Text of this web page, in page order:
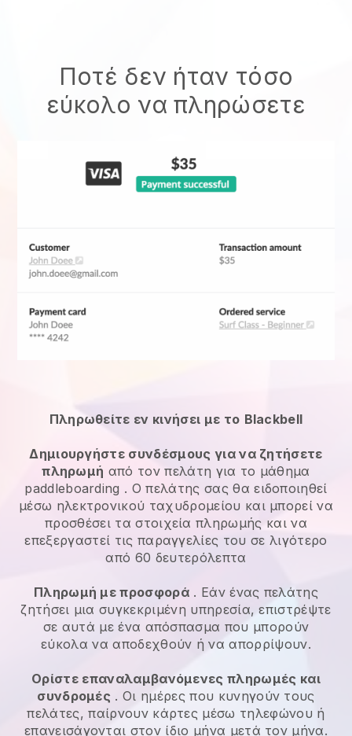
Ποτέ δεν ήταν τόσο
εύκολο να πληρώσετε
Πληρωθείτε εν κινήσει με το Blackbell
Δημιουργήστε συνδέσμους για να ζητήσετε
πληρωμή από τον πελάτη για το μάθημα
paddleboarding . Ο πελάτης σας θα ειδοποιηθεί
μέσω ηλεκτρονικού ταχυδρομείου και μπορεί να
προσθέσει τα στοιχεία πληρωμής και να
επεξεργαστεί τις παραγγελίες του σε λιγότερο
από 60 δευτερόλεπτα
Πληρωμή με προσφορά . Εάν ένας πελάτης
ζητήσει μια συγκεκριμένη υπηρεσία, επιστρέψτε
σε αυτά με ένα απόσπασμα που μπορούν
εύκολα να αποδεχθούν ή να απορρίψουν.
Ορίστε επαναλαμβανόμενες πληρωμές και
συνδρομές . Οι ημέρες που κυνηγούν τους
πελάτες, παίρνουν κάρτες μέσω τηλεφώνου ή
επανεισάγονται στον ίδιο μήνα μετά τον μήνα.